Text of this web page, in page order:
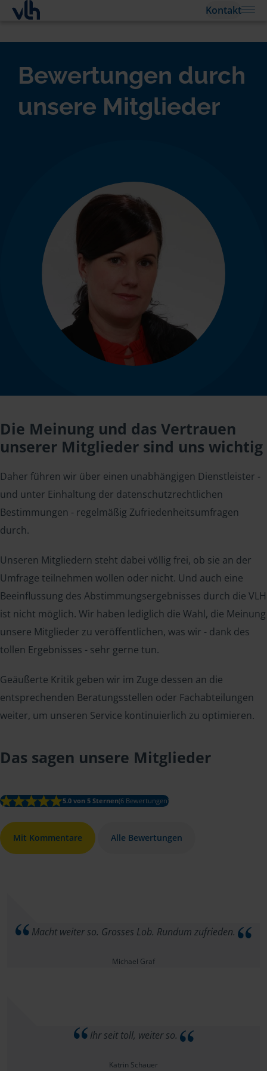
Kontakt
Bewertungen durch
unsere Mitglieder
Die Meinung und das Vertrauen
unserer Mitglieder sind uns wichtig
Daher führen wir über einen unabhängigen Dienstleister -
und unter Einhaltung der datenschutzrechtlichen
Bestimmungen - regelmäßig Zufriedenheitsumfragen
durch.
Unseren Mitgliedern steht dabei völlig frei, ob sie an der
Umfrage teilnehmen wollen oder nicht. Und auch eine
Beeinflussung des Abstimmungsergebnisses durch die VLH
ist nicht möglich. Wir haben lediglich die Wahl, die Meinung
unsere Mitglieder zu veröffentlichen, was wir - dank des
tollen Ergebnisses - sehr gerne tun.
Geäußerte Kritik geben wir im Zuge dessen an die
entsprechenden Beratungsstellen oder Fachabteilungen
weiter, um unseren Service kontinuierlich zu optimieren.
Das sagen unsere Mitglieder
5.0 von 5 Sternen(6 Bewertungen)
Mit Kommentare Alle Bewertungen
Macht weiter so. Grosses Lob. Rundum zufrieden.
Michael Graf
Ihr seit toll, weiter so.
Katrin Schauer